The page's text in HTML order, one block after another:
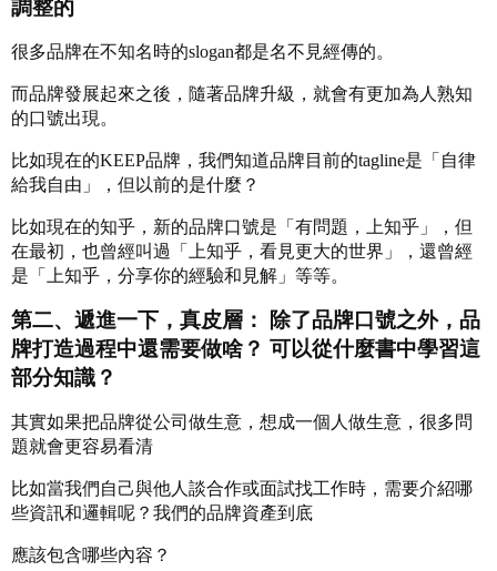
調整的
很多品牌在不知名時的slogan都是名不見經傳的。
而品牌發展起來之後，隨著品牌升級，就會有更加為人熟知
的口號出現。
比如現在的KEEP品牌，我們知道品牌目前的tagline是「自律
給我自由」，但以前的是什麼？
比如現在的知乎，新的品牌口號是「有問題，上知乎」，但
在最初，也曾經叫過「上知乎，看見更大的世界」，還曾經
是「上知乎，分享你的經驗和見解」等等。
第二、遞進一下，真皮層： 除了品牌口號之外，品
牌打造過程中還需要做啥？ 可以從什麼書中學習這
部分知識？
其實如果把品牌從公司做生意，想成一個人做生意，很多問
題就會更容易看清
比如當我們自己與他人談合作或面試找工作時，需要介紹哪
些資訊和邏輯呢？我們的品牌資產到底
應該包含哪些內容？